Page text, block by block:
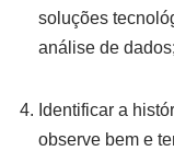
soluções
análise de dados;
Identificar a
observe bem e